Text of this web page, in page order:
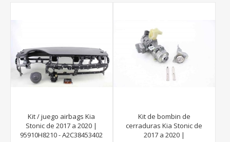
Kit / juego airbags Kia
Stonic de 2017 a 2020 |
95910H8210 - A2C38453402
Kit de bombin de
cerraduras Kia Stonic de
2017 a 2020 |